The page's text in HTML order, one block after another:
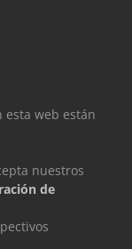
esta web están
nuestros
de